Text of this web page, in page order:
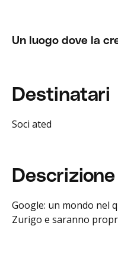
Un luogo dove la
Destinatari
Soci ated
Descrizione
Google: un mondo nel
Zurigo e saranno